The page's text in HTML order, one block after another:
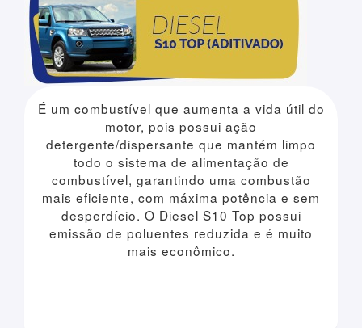
É um combustível que aumenta a vida útil do
motor, pois possui ação
detergente/dispersante que mantém limpo
todo o sistema de alimentação de
combustível, garantindo uma combustão
mais eficiente, com máxima potência e sem
desperdício. O Diesel S10 Top possui
emissão de poluentes reduzida e é muito
mais econômico.